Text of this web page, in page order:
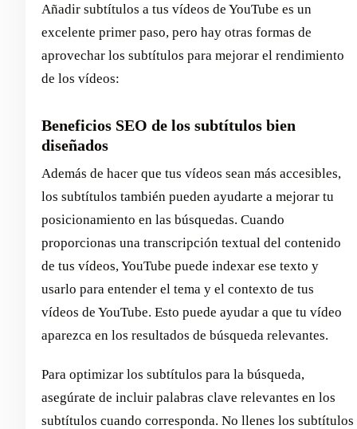
Añadir subtítulos a tus vídeos de YouTube es un
excelente primer paso, pero hay otras formas de
aprovechar los subtítulos para mejorar el rendimiento
de los vídeos:
Beneficios SEO de los subtítulos bien
diseñados
Además de hacer que tus vídeos sean más accesibles,
los subtítulos también pueden ayudarte a mejorar tu
posicionamiento en las búsquedas. Cuando
proporcionas una transcripción textual del contenido
de tus vídeos, YouTube puede indexar ese texto y
usarlo para entender el tema y el contexto de tus
vídeos de YouTube. Esto puede ayudar a que tu vídeo
aparezca en los resultados de búsqueda relevantes.
Para optimizar los subtítulos para la búsqueda,
asegúrate de incluir palabras clave relevantes en los
subtítulos cuando corresponda. No llenes los subtítulos